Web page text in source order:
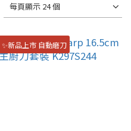
每頁顯示 24 個
✨新品上市 自動磨刀